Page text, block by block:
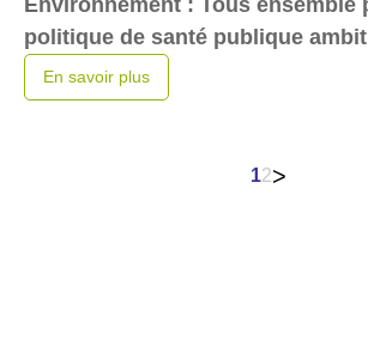
Environnement : Tous ensemble
politique de santé publique
En savoir plus
12>